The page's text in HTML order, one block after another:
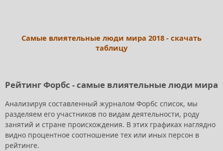
Самые влиятельные люди мира 2018 - скачать
таблицу
Рейтинг Форбс - самые влиятельные люди мира
Анализируя составленный журналом Форбс список, мы
разделяем его участников по видам деятельности, роду
занятий и стране происхождения. В этих графиках наглядно
видно процентное соотношение тех или иных персон в
рейтинге.